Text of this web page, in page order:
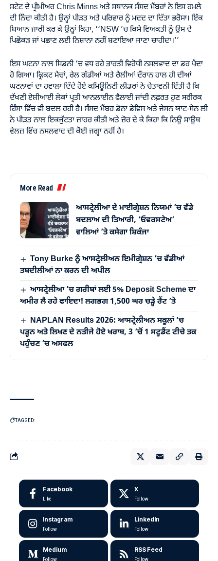
ਸਟੇਟ ਦੇ ਪ੍ਰੀਮੀਅਰ Chris Minns ਅਤੇ ਸਥਾਨਕ ਸੰਸਦ ਮੈਂਬਰਾਂ ਨੇ ਇਸ ਹਮਲੇ
ਦੀ ਨਿੰਦਾ ਕੀਤੀ ਹੈ। ਉਨ੍ਹਾਂ ਪੀੜਤ ਅਤੇ ਪਰਿਵਾਰ ਨੂੰ ਮਦਦ ਦਾ ਦਿੱਤਾ ਭਰੋਸਾ। ਇੱਕ
ਬਿਆਨ ਜਾਰੀ ਕਰ ਕੇ ਉਨ੍ਹਾਂ ਕਿਹਾ, ‘‘NSW ’ਚ ਕਿਸੇ ਵਿਅਕਤੀ ਨੂੰ ਉਸ ਦੇ
ਪਿਛੋਕੜ ਜਾਂ ਪਛਾਣ ਲਈ ਨਿਸ਼ਾਨਾ ਨਹੀਂ ਬਣਾਇਆ ਜਾਣਾ ਚਾਹੀਦਾ।’’
ਇਸ ਘਟਨਾ ਨਾਲ ਸਿਡਨੀ ‘ਚ ਵਧ ਰਹੇ ਭਾਰਤੀ ਵਿਰੋਧੀ ਨਸਲਵਾਦ ਦਾ ਡਰ ਪੈਦਾ
ਹੋ ਗਿਆ। ਕ੍ਰਿਕਟ ਮੈਚਾਂ, ਰੇਲ ਗੱਡੀਆਂ ਅਤੇ ਰੈਲੀਆਂ ਦੌਰਾਨ ਹਾਲ ਹੀ ਦੀਆਂ
ਘਟਨਾਵਾਂ ਦਾ ਹਵਾਲਾ ਦਿੰਦੇ ਹੋਏ ਕਮਿਊਨਿਟੀ ਲੀਡਰਾਂ ਨੇ ਚੇਤਾਵਨੀ ਦਿੱਤੀ ਹੈ ਕਿ
ਦੱਖਣੀ ਏਸ਼ੀਆਈ ਲੋਕਾਂ ਪ੍ਰਤੀ ਆਨਲਾਈਨ ਫੈਲਾਈ ਜਾਂਦੀ ਨਫ਼ਰਤ ਹੁਣ ਸਰੀਰਕ
ਹਿੰਸਾ ਵਿੱਚ ਵੀ ਬਦਲ ਰਹੀ ਹੈ। ਸੰਸਦ ਮੈਂਬਰ ਡੋਨਾ ਡੇਵਿਸ ਅਤੇ ਜੇਸਨ ਯਾਟ-ਸੇਨ ਲੀ
ਨੇ ਪੀੜਤ ਨਾਲ ਇਕਜੁੱਟਤਾ ਜ਼ਾਹਰ ਕੀਤੀ ਅਤੇ ਜ਼ੋਰ ਦੇ ਕੇ ਕਿਹਾ ਕਿ ਨਿਊ ਸਾਊਥ
ਵੇਲਜ਼ ਵਿੱਚ ਨਸਲਵਾਦ ਦੀ ਕੋਈ ਜਗ੍ਹਾ ਨਹੀਂ ਹੈ।
More Read
ਆਸਟ੍ਰੇਲੀਆ ਦੇ ਮਾਈਗ੍ਰੇਸ਼ਨ ਨਿਯਮਾਂ ’ਚ ਵੱਡੇ
ਬਦਲਾਅ ਦੀ ਤਿਆਰੀ, ‘ਓਵਰਸਟੇਅ’
ਵਾਲਿਆਂ ’ਤੇ ਕਸੇਗਾ ਸ਼ਿਕੰਜਾ
Tony Burke ਨੂੰ ਆਸਟ੍ਰੇਲੀਅਨ ਇਮੀਗ੍ਰੇਸ਼ਨ ’ਚ ਵੱਡੀਆਂ
ਤਬਦੀਲੀਆਂ ਨਾ ਕਰਨ ਦੀ ਅਪੀਲ
ਆਸਟ੍ਰੇਲੀਆ ’ਚ ਗਰੀਬਾਂ ਲਈ 5% Deposit Scheme ਦਾ
ਅਮੀਰ ਲੈ ਰਹੇ ਫਾਇਦਾ! ਲਗਭਗ 1,500 ਘਰ ਚੜ੍ਹੇ ਰੈਂਟ ’ਤੇ
NAPLAN Results 2026: ਆਸਟ੍ਰੇਲੀਅਨ ਸਕੂਲਾਂ ’ਚ
ਪੜ੍ਹਨ ਅਤੇ ਲਿਖਣ ਦੇ ਨਤੀਜੇ ਹੋਏ ਖਰਾਬ, 3 ’ਚੋਂ 1 ਸਟੂਡੈਂਟ ਟੀਚੇ ਤਕ
ਪਹੁੰਚਣ ’ਚ ਅਸਫਲ
TAGGED:
Facebook
Like
X
Follow
Instagram
Follow
LinkedIn
Follow
Medium
Follow
RSS Feed
Follow